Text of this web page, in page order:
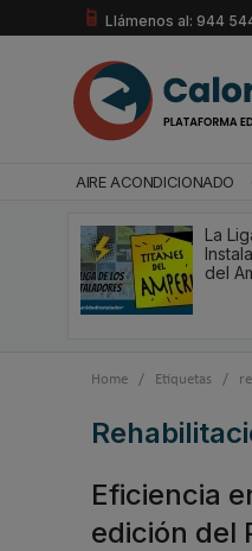
Llámenos al: 944
AIRE ACONDICIONADO
La
del
Home / Etiquetas /
Eficiencia
edición del